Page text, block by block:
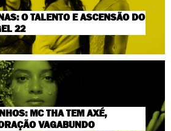
O TALENTO E ASCENSÃO DO
22
MC THA TEM AXÉ,
VAGABUNDO